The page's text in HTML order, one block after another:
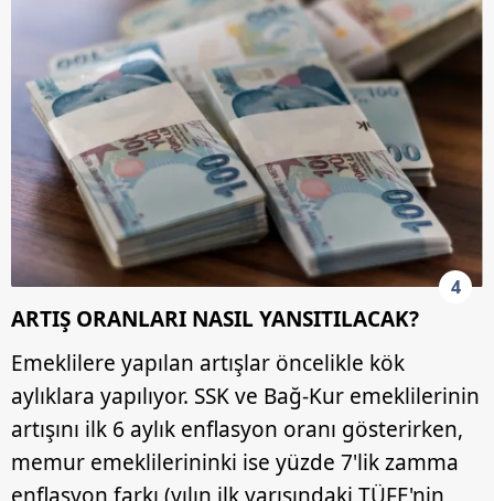
4
ARTIŞ ORANLARI NASIL YANSITILACAK?
Emeklilere yapılan artışlar öncelikle kök
aylıklara yapılıyor. SSK ve Bağ-Kur emeklilerinin
artışını ilk 6 aylık enflasyon oranı gösterirken,
memur emeklilerininki ise yüzde 7'lik zamma